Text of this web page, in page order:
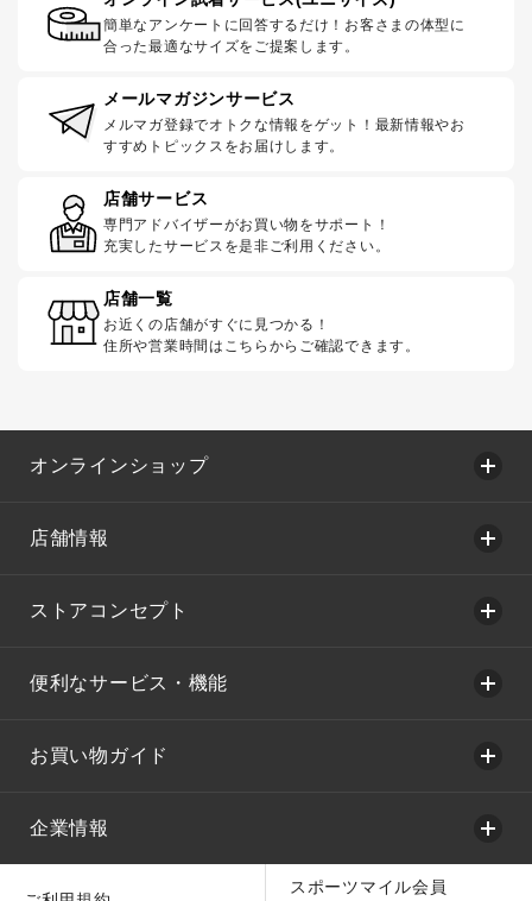
簡単なアンケートに回答するだけ！お客さまの体型に
合った最適なサイズをご提案します。
メールマガジンサービス
メルマガ登録でオトクな情報をゲット！最新情報やお
すすめトピックスをお届けします。
店舗サービス
専門アドバイザーがお買い物をサポート！
充実したサービスを是非ご利用ください。
店舗一覧
お近くの店舗がすぐに見つかる！
住所や営業時間はこちらからご確認できます。
オンラインショップ
店舗情報
ストアコンセプト
便利なサービス・機能
お買い物ガイド
企業情報
スポーツマイル会員